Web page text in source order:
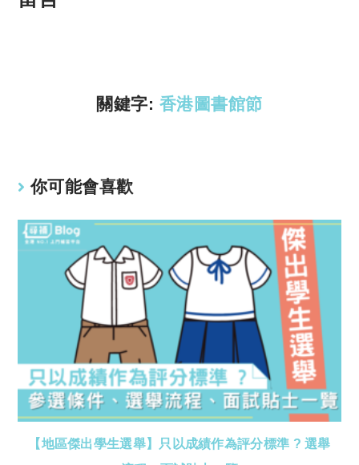
關鍵字: 香港圖書館節
你可能會喜歡
【地區傑出學生選舉】只以成績作為評分標準 ? 選舉